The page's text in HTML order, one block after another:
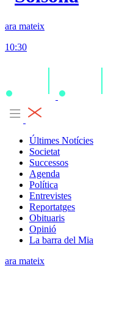
ara mateix
10:30
Últimes Notícies
Societat
Successos
Agenda
Política
Entrevistes
Reportatges
Obituaris
Opinió
La barra del Mia
ara mateix